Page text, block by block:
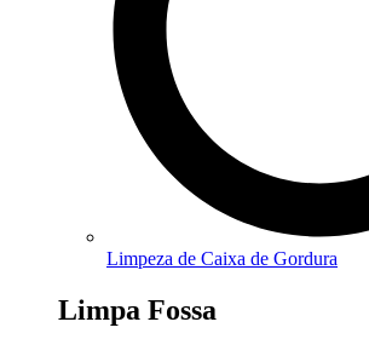
Limpeza de Caixa de Gordura
Limpa Fossa